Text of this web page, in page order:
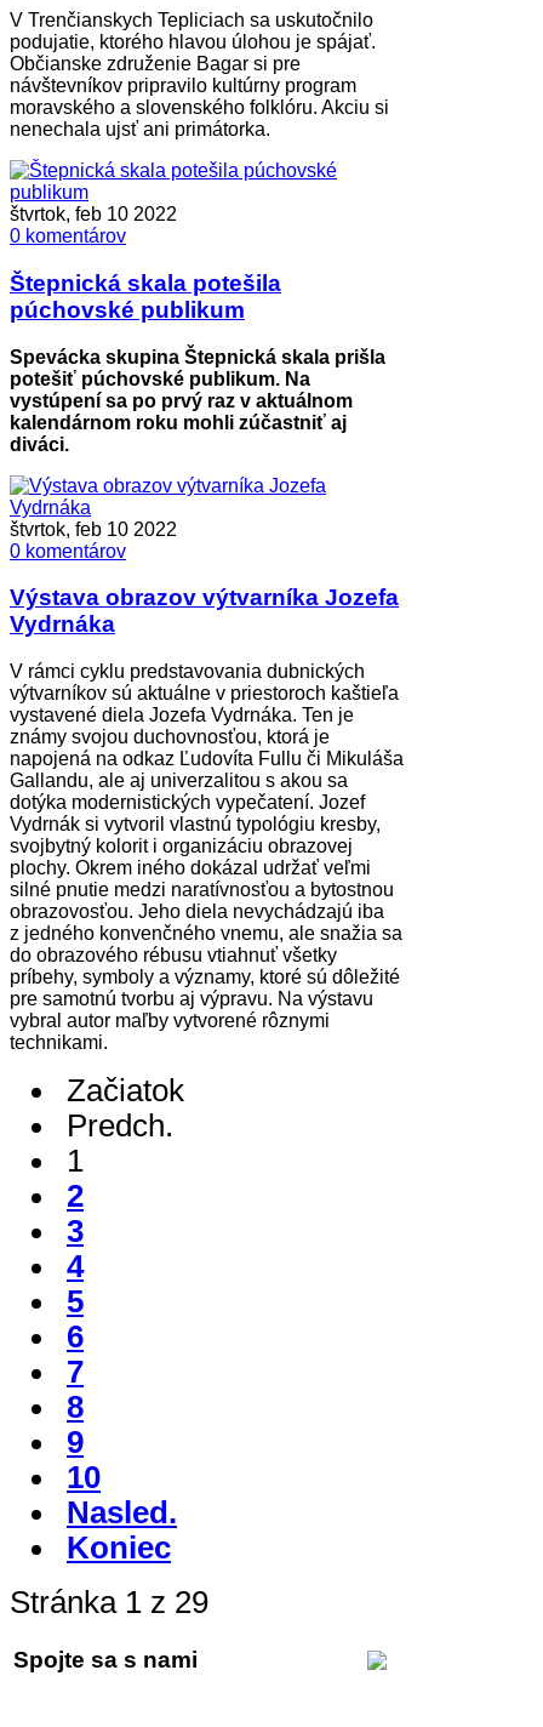
V Trenčianskych Tepliciach sa uskutočnilo
podujatie, ktorého hlavou úlohou je spájať.
Občianske združenie Bagar si pre
návštevníkov pripravilo kultúrny program
moravského a slovenského folklóru. Akciu si
nenechala ujsť ani primátorka.
štvrtok, feb 10 2022
0 komentárov
Štepnická skala potešila
púchovské publikum
Spevácka skupina Štepnická skala prišla
potešiť púchovské publikum. Na
vystúpení sa po prvý raz v aktuálnom
kalendárnom roku mohli zúčastniť aj
diváci.
štvrtok, feb 10 2022
0 komentárov
Výstava obrazov výtvarníka Jozefa
Vydrnáka
V rámci cyklu predstavovania dubnických
výtvarníkov sú aktuálne v priestoroch kaštieľa
vystavené diela Jozefa Vydrnáka. Ten je
známy svojou duchovnosťou, ktorá je
napojená na odkaz Ľudovíta Fullu či Mikuláša
Gallandu, ale aj univerzalitou s akou sa
dotýka modernistických vypečatení. Jozef
Vydrnák si vytvoril vlastnú typológiu kresby,
svojbytný kolorit i organizáciu obrazovej
plochy. Okrem iného dokázal udržať veľmi
silné pnutie medzi naratívnosťou a bytostnou
obrazovosťou. Jeho diela nevychádzajú iba
z jedného konvenčného vnemu, ale snažia sa
do obrazového rébusu vtiahnuť všetky
príbehy, symboly a významy, ktoré sú dôležité
pre samotnú tvorbu aj výpravu. Na výstavu
vybral autor maľby vytvorené rôznymi
technikami.
Začiatok
Predch.
1
2
3
4
5
6
7
8
9
10
Nasled.
Koniec
Stránka 1 z 29
Spojte sa s nami